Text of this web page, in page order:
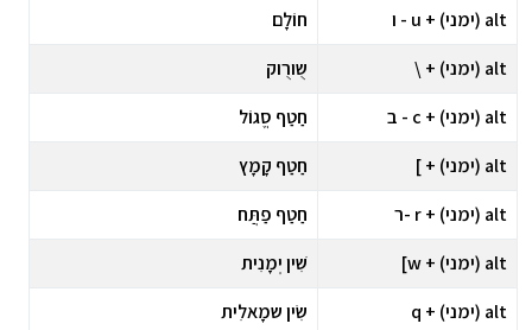
alt (ימני) + u - ו
חוֹלָם
alt (ימני) + \
שֻורֻוק
alt (ימני) + c - ב
חַטַף סֱגוֹל
alt (ימני) + ]
חַטַף קָמָץ
alt (ימני) + r -ר
חַטַף פַתֲּח
alt (ימני) + w]
שִׁין יְמָנִית
alt (ימני) + q
שִׂין שמָאלִית